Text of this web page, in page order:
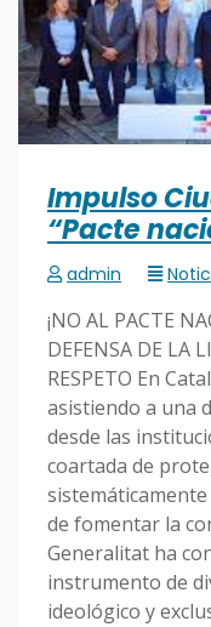
Impulso
“Pacte
admin
¡NO AL PACTE
DEFENSA DE LA
RESPETO En
asistiendo a una
desde las
coartada de
de fomentar la
Generalitat ha
instrumento de
ideológico y